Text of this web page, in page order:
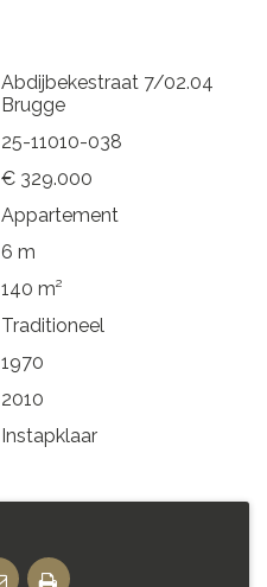
Abdijbekestraat 7/02.04
Brugge
25-11010-038
€ 329.000
Appartement
6 m
140 m²
Traditioneel
1970
2010
Instapklaar